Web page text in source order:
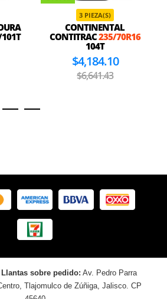
3 PIEZA(S)
CONTINENTAL
CONTITRAC235/70R16
104T
$4,184.10
$6,641.43
sobre pedido: Av. Pedro Parra
Tlajomulco de Zúñiga, Jalisco. CP